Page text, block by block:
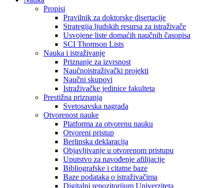
Propisi
Pravilnik za doktorske disertacije
Strategija ljudskih resursa za istraživače
Usvojene liste domaćih naučnih časopisa
SCI Thomson Lists
Nauka i istraživanje
Priznanje za izvrsnost
Naučnoistraživački projekti
Naučni skupovi
Istraživačke jedinice fakulteta
Prestižna priznanja
Svetosavska nagrada
Otvorenost nauke
Platforma za otvorenu nauku
Otvoreni pristup
Berlinska deklaracija
Objavljivanje u otvorenom pristupu
Uputstvo za navođenje afilijacije
Bibliografske i citatne baze
Baze podataka o istraživačima
Digitalni repozitorijum Univerziteta